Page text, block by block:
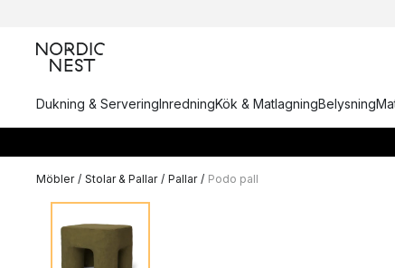
Dukning & ServeringInredningKök & MatlagningBelysning
Möbler / Stolar & Pallar / Pallar / Podo pall